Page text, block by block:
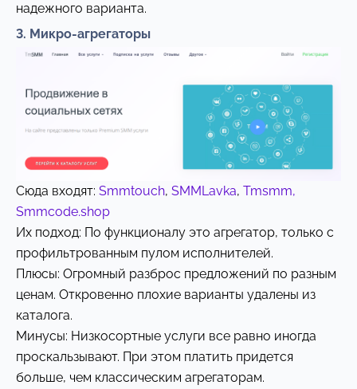
надежного варианта.
3. Микро-агрегаторы
Сюда входят: Smmtouch, SMMLavka, Tmsmm,
Smmcode.shop
Их подход: По функционалу это агрегатор, только с
профильтрованным пулом исполнителей.
Плюсы: Огромный разброс предложений по разным
ценам. Откровенно плохие варианты удалены из
каталога.
Минусы: Низкосортные услуги все равно иногда
проскальзывают. При этом платить придется
больше, чем классическим агрегаторам.